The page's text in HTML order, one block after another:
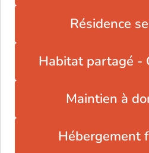
Résidence
Habitat partagé -
Maintien à
Hébergement